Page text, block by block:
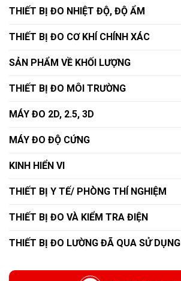
THIẾT BỊ ĐO NHIỆT ĐỘ, ĐỘ ẨM
THIẾT BỊ ĐO CƠ KHÍ CHÍNH XÁC
SẢN PHẨM VỀ KHỐI LƯỢNG
THIẾT BỊ ĐO MÔI TRƯỜNG
MÁY ĐO 2D, 2.5, 3D
MÁY ĐO ĐỘ CỨNG
KINH HIỂN VI
THIẾT BỊ Y TẾ/ PHÒNG THÍ NGHIỆM
THIẾT BỊ ĐO VÀ KIỂM TRA ĐIỆN
THIẾT BỊ ĐO LƯỜNG ĐÃ QUA SỬ DỤNG